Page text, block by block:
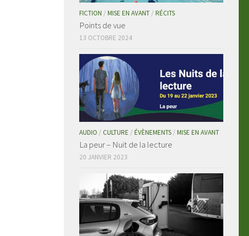
FICTION / MISE EN AVANT / RÉCITS
Points de vue
13 OCTOBRE 2024
AUDIO / CULTURE / ÉVÈNEMENTS / MISE EN AVANT
La peur – Nuit de la lecture
20 JANVIER 2023